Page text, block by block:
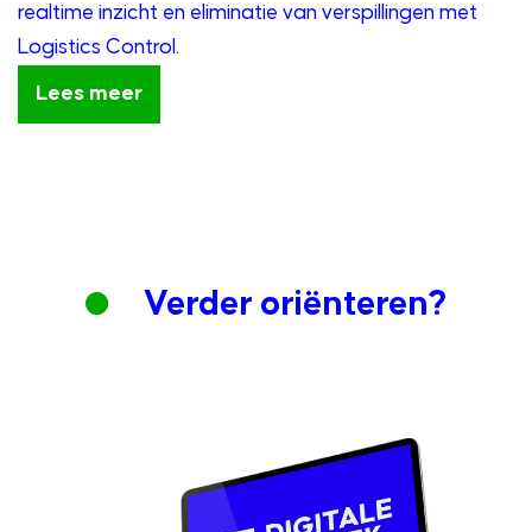
realtime inzicht en eliminatie van verspillingen met
Logistics Control.
Lees meer
Verder oriënteren?